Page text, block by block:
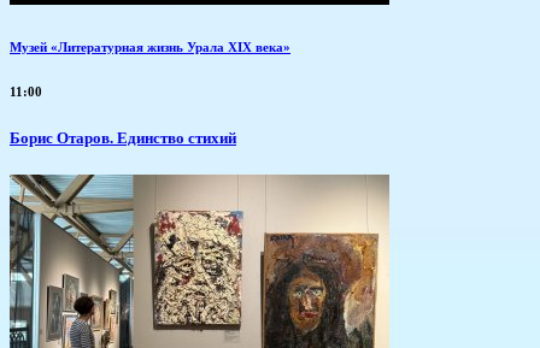
Музей «Литературная жизнь Урала XIX века»
11:00
Борис Отаров. Единство стихий